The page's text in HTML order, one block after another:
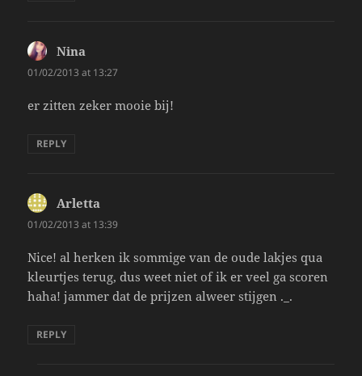
Nina
01/02/2013 at 13:27
er zitten zeker mooie bij!
REPLY
Arletta
01/02/2013 at 13:39
Nice! al herken ik sommige van de oude lakjes qua
kleurtjes terug, dus weet niet of ik er veel ga scoren
haha! jammer dat de prijzen alweer stijgen ._.
REPLY